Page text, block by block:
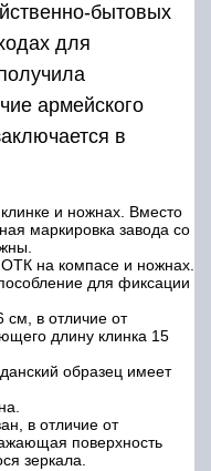
бытовых
для
армейского
в
и ножнах. Вместо
маркировка завода со
на компасе и ножнах.
для фиксации
см, в отличие от
длину клинка 15
образец имеет
в отличие от
поверхность
зеркала.